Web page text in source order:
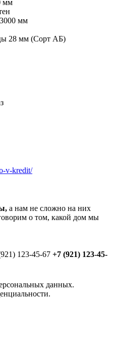
мм
мм
28 мм (Сорт АБ)
v-kredit/
а нам не сложно на них
о том, какой дом мы
921) 123-45-67 +7 (921) 123-45-
данных.